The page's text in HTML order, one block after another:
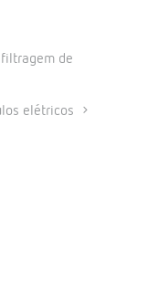
de
elétricos